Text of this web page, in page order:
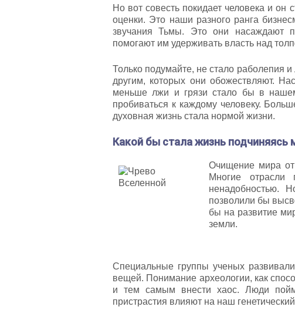
Но вот совесть покидает человека и
оценки. Это наши разного ранга
звучания Тьмы. Это они насаждают
помогают им удерживать власть над
Только подумайте, не стало раболепия
другим, которых они обожествляют.
меньше лжи и грязи стало бы в
пробиваться к каждому человеку.
духовная жизнь стала нормой жизни.
Какой бы стала жизнь подчиняясь
Очищение мира от
Многие отрасли
ненадобностью.
позволили бы
бы на развитие
земли.
Специальные группы ученых
вещей. Понимание археологии, как
и тем самым внести хаос. Люди
пристрастия влияют на наш